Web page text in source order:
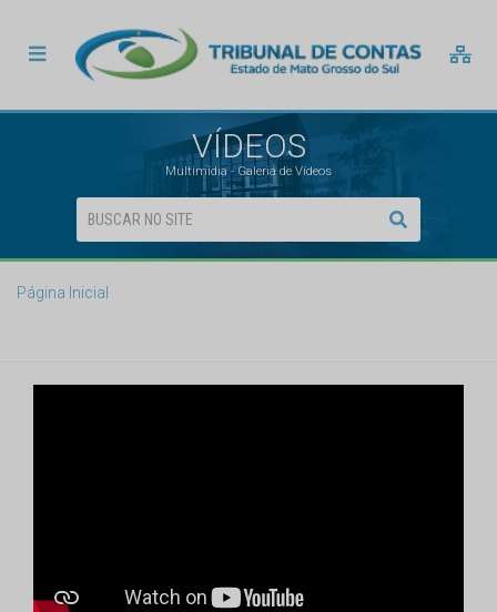
VÍDEOS
Multimídia - Galeria de Vídeos
Página Inicial